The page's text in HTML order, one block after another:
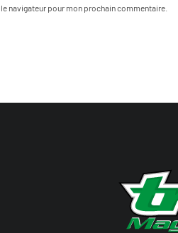
navigateur pour mon prochain commentaire.